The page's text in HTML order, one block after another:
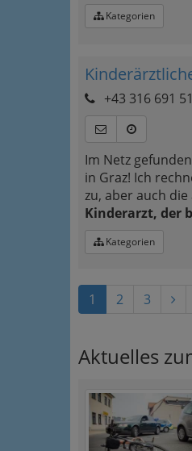
Kategorien
+43 316 691
Im Netz
in Graz! Ich
zu, aber auch
Kinderarzt, der
Kategorien
1 2 3
Aktuelles